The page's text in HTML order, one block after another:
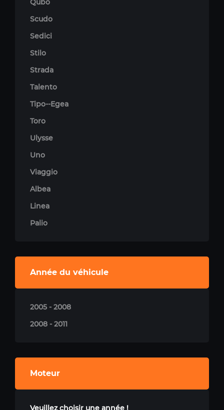
Qubo
Scudo
Sedici
Stilo
Strada
Talento
Tipo--Egea
Toro
Ulysse
Uno
Viaggio
Albea
Linea
Palio
Année du véhicule
2005 - 2008
2008 - 2011
Moteur
Veuillez choisir une année !